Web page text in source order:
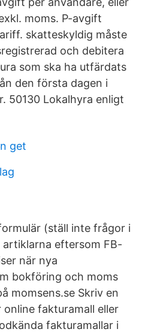
moms. P-avgift
skatteskyldig måste
och debitera
som ska ha utfärdats
den första dagen i
50130 Lokalhyra enligt
get
(ställ inte frågor i
eftersom FB-
när nya
bokföring och moms
momsens.se Skriv en
fakturamall eller
fakturamallar i